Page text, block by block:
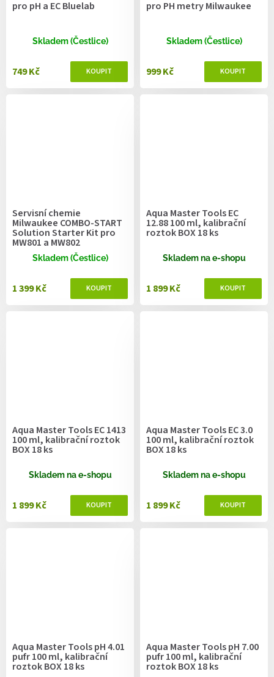
pro pH a EC Bluelab
Skladem (Čestlice)
749 Kč
pro PH metry Milwaukee
Skladem (Čestlice)
999 Kč
Servisní chemie
Milwaukee COMBO-START
Solution Starter Kit pro
MW801 a MW802
Skladem (Čestlice)
1 399 Kč
Aqua Master Tools EC
12.88 100 ml, kalibrační
roztok BOX 18 ks
Skladem na e-shopu
1 899 Kč
Aqua Master Tools EC 1413
100 ml, kalibrační roztok
BOX 18 ks
Skladem na e-shopu
1 899 Kč
Aqua Master Tools EC 3.0
100 ml, kalibrační roztok
BOX 18 ks
Skladem na e-shopu
1 899 Kč
Aqua Master Tools pH 4.01
pufr 100 ml, kalibrační
roztok BOX 18 ks
Aqua Master Tools pH 7.00
pufr 100 ml, kalibrační
roztok BOX 18 ks